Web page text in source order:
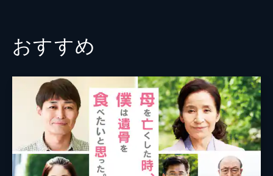
橋本 浩介 佐渡山順久
野崎 順一 袴田吉彦
上杉 孝之 田口トモロヲ
監督 塩屋俊
脚本 江良至
おすすめ